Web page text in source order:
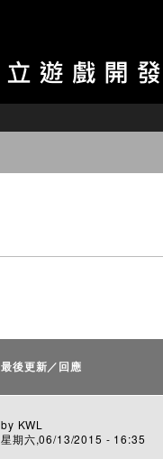
最後更新／回應
by KWL
星期六,06/13/2015 - 16:35